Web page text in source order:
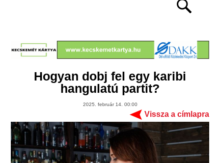
Hogyan dobj fel egy karibi
hangulatú partit?
2025. február 14. 00:00
Vissza a címlapra